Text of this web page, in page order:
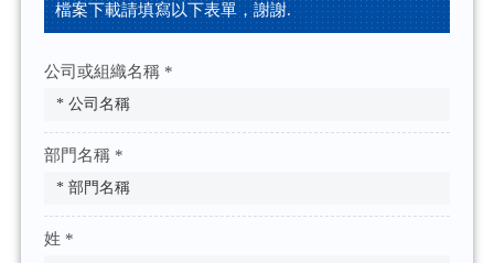
檔案下載請填寫以下表單，謝謝.
公司或組織名稱 *
部門名稱 *
姓 *